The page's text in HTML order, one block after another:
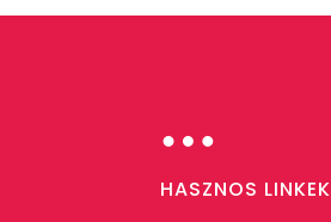
…
HASZNOS LINKEK